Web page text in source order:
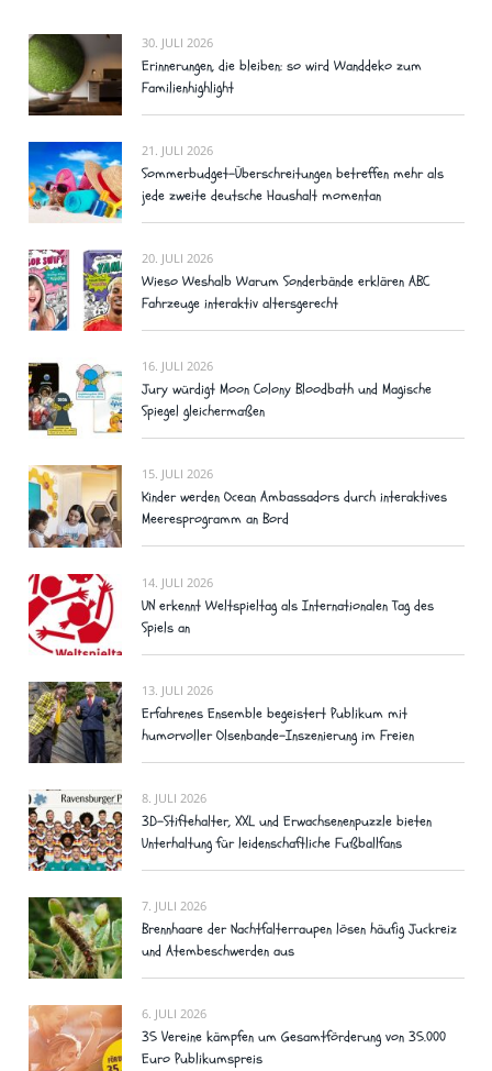
30. JULI 2026
Erinnerungen, die bleiben: so wird Wanddeko zum
Familienhighlight
21. JULI 2026
Sommerbudget-Überschreitungen betreffen mehr als
jede zweite deutsche Haushalt momentan
20. JULI 2026
Wieso Weshalb Warum Sonderbände erklären ABC
Fahrzeuge interaktiv altersgerecht
16. JULI 2026
Jury würdigt Moon Colony Bloodbath und Magische
Spiegel gleichermaßen
15. JULI 2026
Kinder werden Ocean Ambassadors durch interaktives
Meeresprogramm an Bord
14. JULI 2026
UN erkennt Weltspieltag als Internationalen Tag des
Spiels an
13. JULI 2026
Erfahrenes Ensemble begeistert Publikum mit
humorvoller Olsenbande-Inszenierung im Freien
8. JULI 2026
3D-Stiftehalter, XXL und Erwachsenenpuzzle bieten
Unterhaltung für leidenschaftliche Fußballfans
7. JULI 2026
Brennhaare der Nachtfalterraupen lösen häufig Juckreiz
und Atembeschwerden aus
6. JULI 2026
35 Vereine kämpfen um Gesamtförderung von 35.000
Euro Publikumspreis